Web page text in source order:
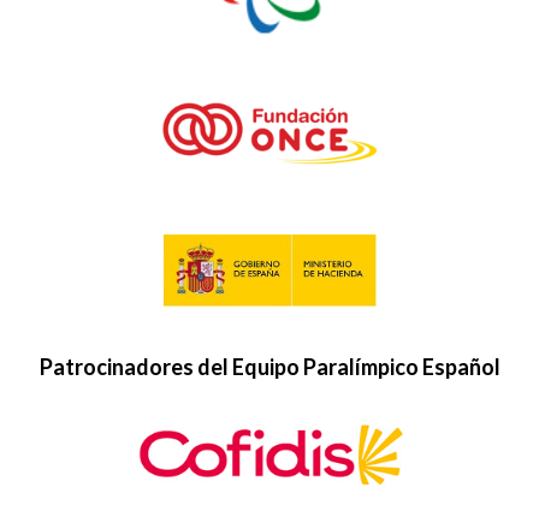
Patrocinadores del Equipo Paralímpico Español